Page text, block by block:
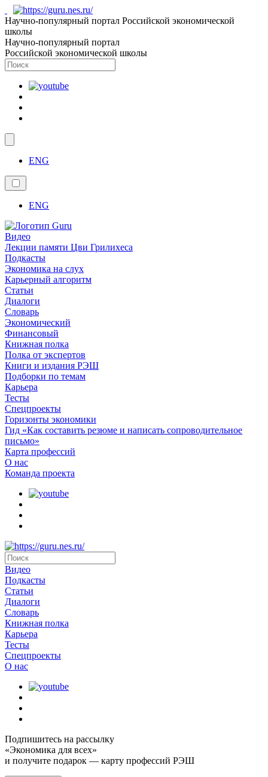
Научно-популярный портал Российской экономической
школы
Научно-популярный портал
Российской экономической школы
ENG
ENG
Видео
Лекции памяти Цви Грилихеса
Подкасты
Экономика на слух
Карьерный алгоритм
Статьи
Диалоги
Словарь
Экономический
Финансовый
Книжная полка
Полка от экспертов
Книги и издания РЭШ
Подборки по темам
Карьера
Тесты
Спецпроекты
Горизонты экономики
Гид «Как составить резюме и написать сопроводительное
письмо»
Карта профессий
О наc
Команда проекта
Видео
Подкасты
Статьи
Диалоги
Словарь
Книжная полка
Карьера
Тесты
Спецпроекты
О наc
Подпишитесь на рассылку
«Экономика для всех»
и получите подарок — карту профессий РЭШ